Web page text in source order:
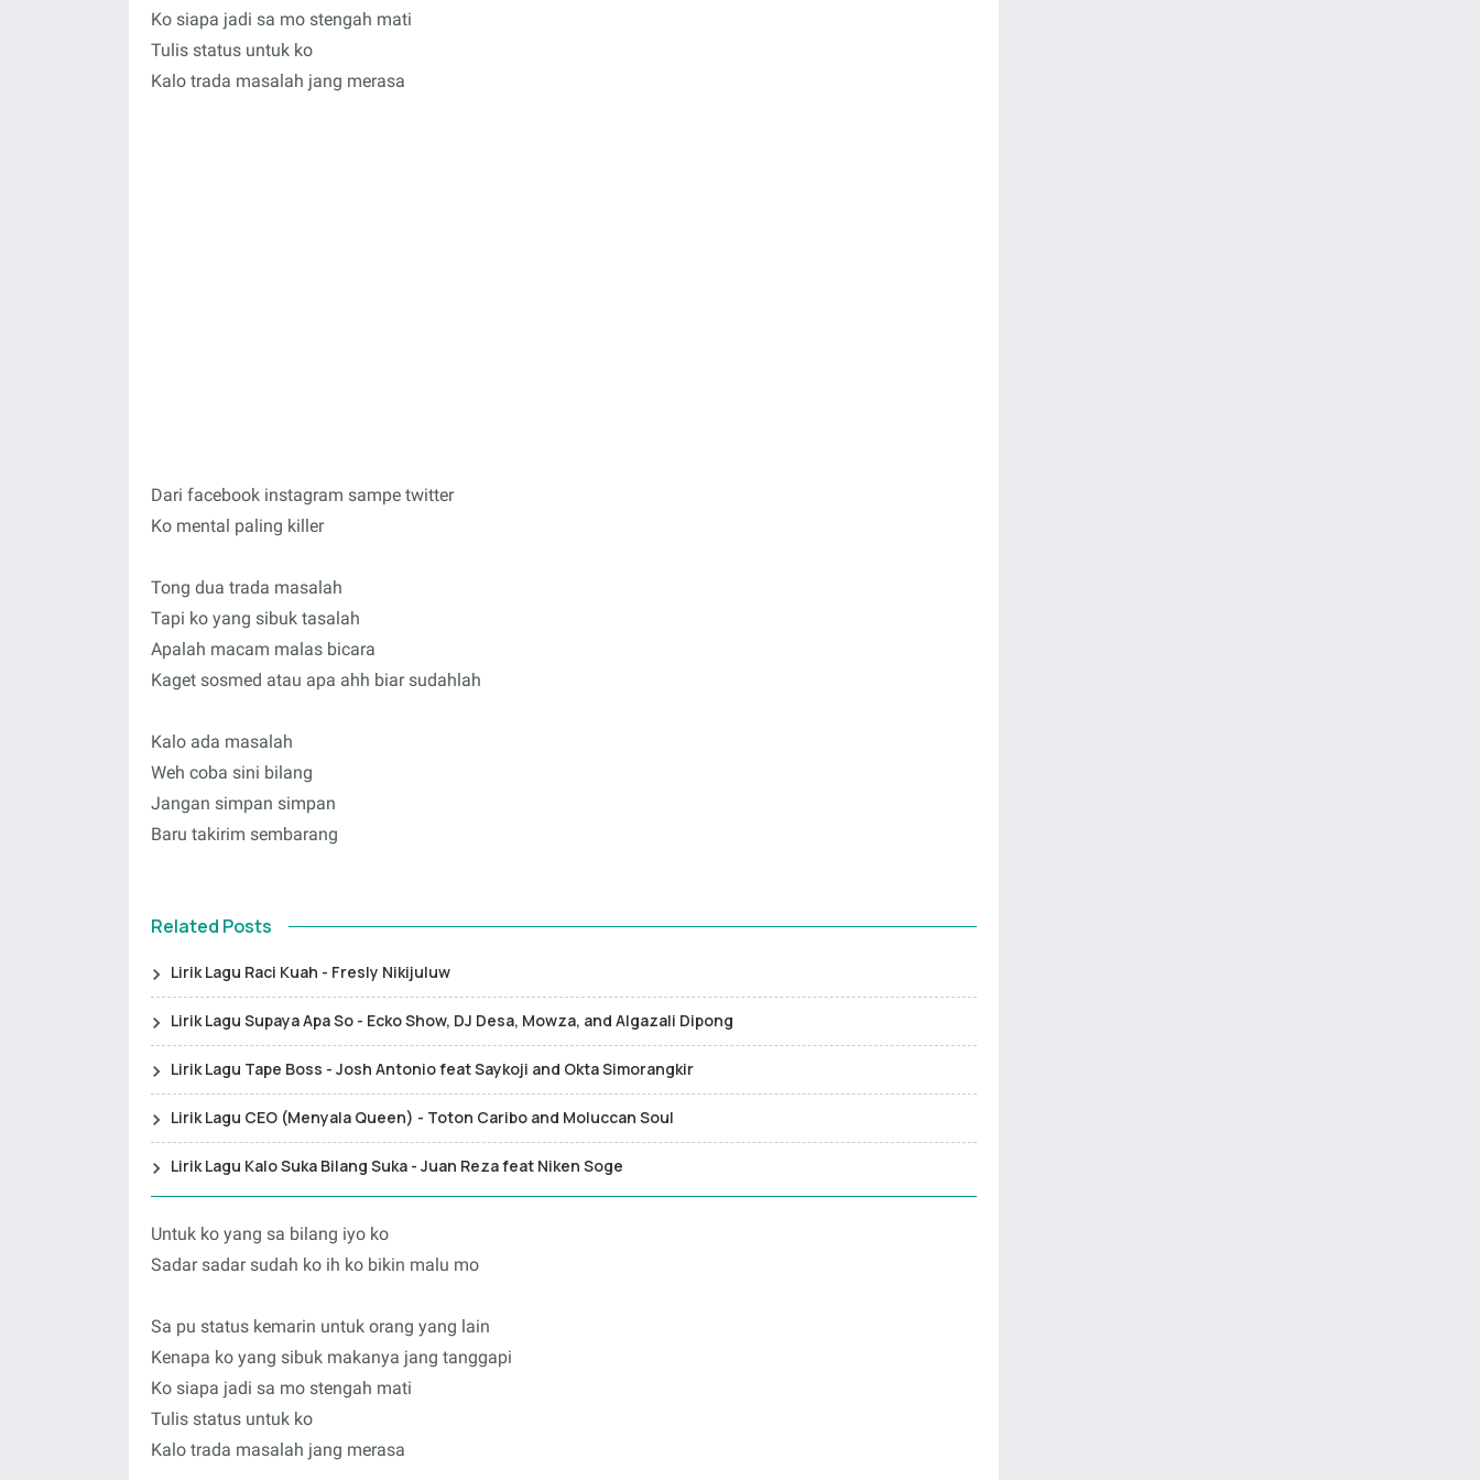
Ko siapa jadi sa mo stengah mati
Tulis status untuk ko
Kalo trada masalah jang merasa
Dari facebook instagram sampe twitter
Ko mental paling killer
Tong dua trada masalah
Tapi ko yang sibuk tasalah
Apalah macam malas bicara
Kaget sosmed atau apa ahh biar sudahlah
Kalo ada masalah
Weh coba sini bilang
Jangan simpan simpan
Baru takirim sembarang
Related Posts
Lirik Lagu Raci Kuah - Fresly Nikijuluw
Lirik Lagu Supaya Apa So - Ecko Show, DJ Desa, Mowza, and Algazali Dipong
Lirik Lagu Tape Boss - Josh Antonio feat Saykoji and Okta Simorangkir
Lirik Lagu CEO (Menyala Queen) - Toton Caribo and Moluccan Soul
Lirik Lagu Kalo Suka Bilang Suka - Juan Reza feat Niken Soge
Untuk ko yang sa bilang iyo ko
Sadar sadar sudah ko ih ko bikin malu mo
Sa pu status kemarin untuk orang yang lain
Kenapa ko yang sibuk makanya jang tanggapi
Ko siapa jadi sa mo stengah mati
Tulis status untuk ko
Kalo trada masalah jang merasa